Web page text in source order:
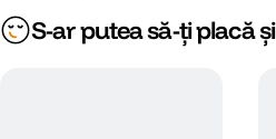
S-ar putea să-ți placă și